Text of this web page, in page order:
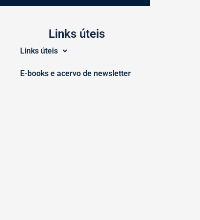
Links úteis
Links úteis
E-books e acervo de newsletter